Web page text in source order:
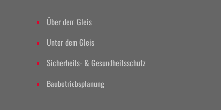
Über dem Gleis
Unter dem Gleis
Sicherheits- & Gesundheitsschutz
Baubetriebsplanung